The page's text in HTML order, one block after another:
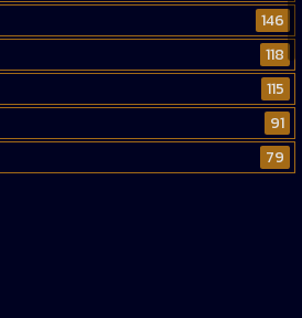
146
118
115
91
79